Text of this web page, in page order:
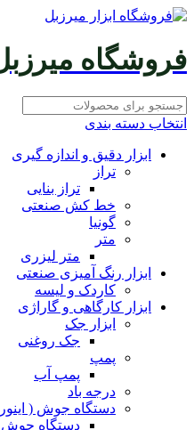
فروشگاه
انتخاب دسته بندی
ابزار دقیق و اندازه گیری
تراز
تراز بنایی
خط کش صنعتی
گونیا
متر
متر لیزری
ابزار رنگ آمیزی صنعتی
کاردک و لیسه
ابزار کارگاهی و گاراژی
ابزار جک
جک روغنی
پمپ
پمپ آب
درجه باد
دستگاه جوش (
دستگاه جوش MMA